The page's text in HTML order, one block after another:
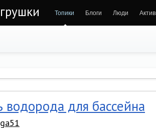
Топики Блоги Люди
водорода для бассейна